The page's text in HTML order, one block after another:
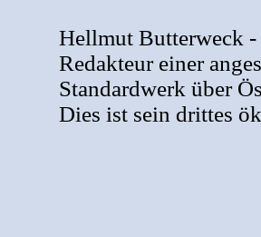
Hellmut Butterweck
Redakteur einer
Standardwerk über
Dies ist sein drittes